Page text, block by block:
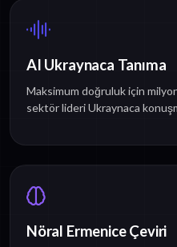
AI Ukraynaca Tanıma
Maksimum doğruluk için
sektör lideri Ukraynaca
Nöral Ermenice Çeviri